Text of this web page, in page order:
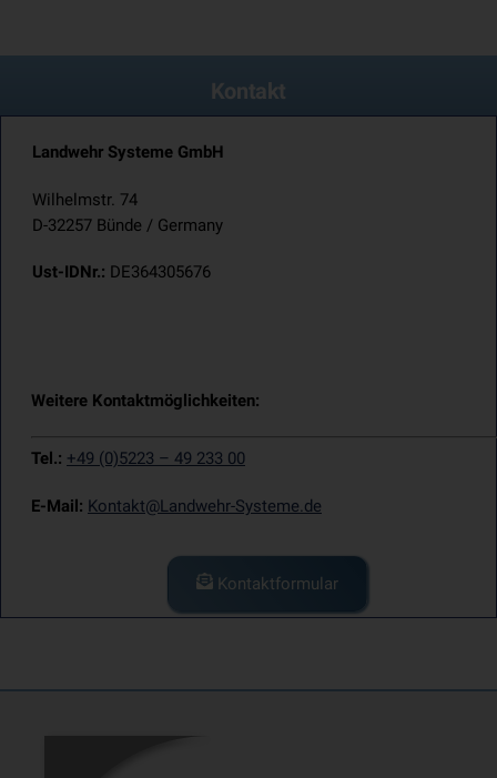
Kontakt
Landwehr Systeme GmbH
Wilhelmstr. 74
D-32257 Bünde / Germany
Ust-IDNr.: DE364305676
Weitere Kontaktmöglichkeiten:
Tel.: +49 (0)5223 – 49 233 00
E-Mail: Kontakt@Landwehr-Systeme.de
Kontaktformular